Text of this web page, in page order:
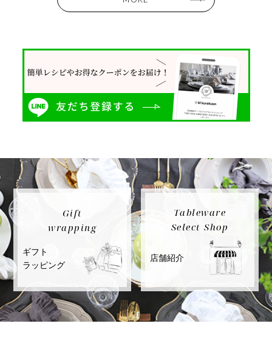
Gift
wrapping
ギフト
ラッピング
Tableware
Select Shop
店舗紹介